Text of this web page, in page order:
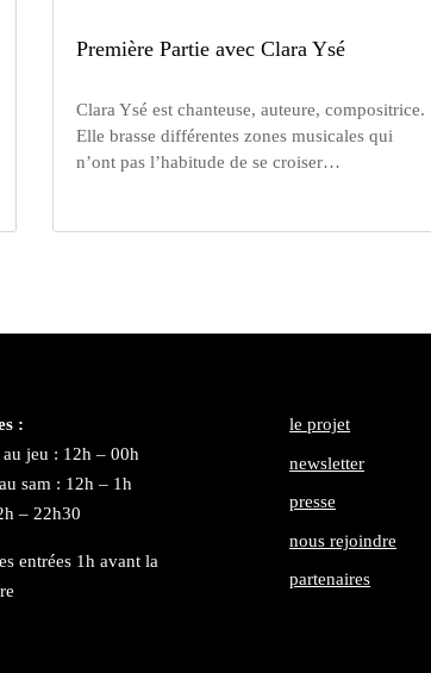
Première Partie avec Clara Ysé
Clara Ysé est chanteuse, auteure, compositrice.
Elle brasse différentes zones musicales qui
n’ont pas l’habitude de se croiser…
:
au jeu : 12h – 00h
sam : 12h – 1h
– 22h30
entrées 1h avant la
le projet
newsletter
presse
nous rejoindre
partenaires